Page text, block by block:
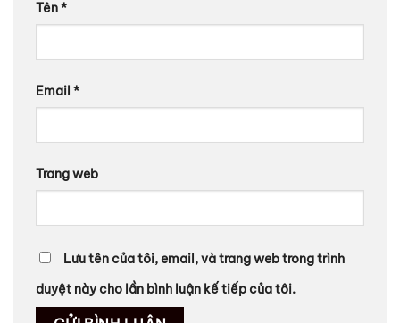
Tên*
Email *
Trang web
Lưu tên của tôi, email, và trang web trong trình
duyệt này cho lần bình luận kế tiếp của tôi.